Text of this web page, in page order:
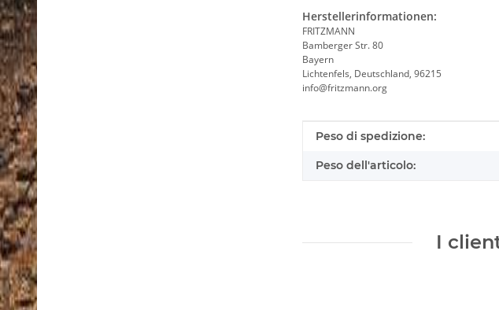
Herstellerinformationen:
FRITZMANN
Bamberger Str. 80
Bayern
Lichtenfels, Deutschland, 96215
info@fritzmann.org
Caratteristica prodotto
Valore
Peso di spedizione:
Peso dell'articolo:
I